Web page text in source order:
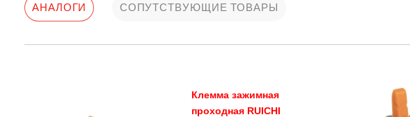
АНАЛОГИ СОПУТСТВУЮЩИЕ ТОВАРЫ
Клемма зажимная
проходная RUICHI